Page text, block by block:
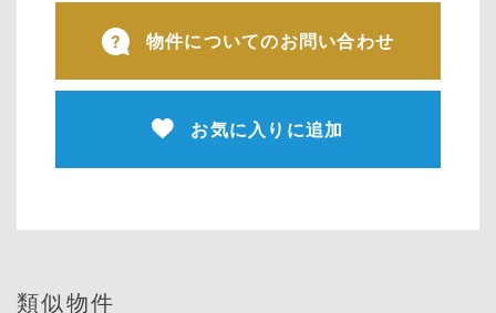
物件についてのお問い合わせ
お気に入りに追加
類似物件